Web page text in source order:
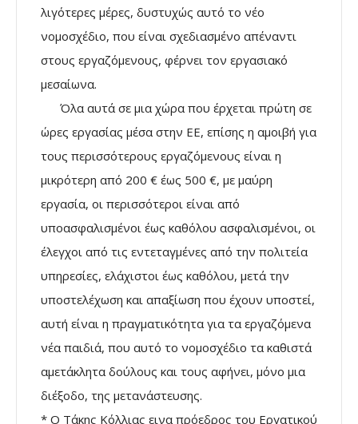
λιγότερες μέρες, δυστυχώς αυτό το νέο
νομοσχέδιο, που είναι σχεδιασμένο απέναντι
στους εργαζόμενους, φέρνει τον εργασιακό
μεσαίωνα.
Όλα αυτά σε μια χώρα που έρχεται πρώτη σε
ώρες εργασίας μέσα στην ΕΕ, επίσης η αμοιβή για
τους περισσότερους εργαζόμενους είναι η
μικρότερη από 200 € έως 500 €, με μαύρη
εργασία, οι περισσότεροι είναι από
υποασφαλισμένοι έως καθόλου ασφαλισμένοι, οι
έλεγχοι από τις εντεταγμένες από την πολιτεία
υπηρεσίες, ελάχιστοι έως καθόλου, μετά την
υποστελέχωση και απαξίωση που έχουν υποστεί,
αυτή είναι η πραγματικότητα για τα εργαζόμενα
νέα παιδιά, που αυτό το νομοσχέδιο τα καθιστά
αμετάκλητα δούλους και τους αφήνει, μόνο μια
διέξοδο, της μετανάστευσης.
* Ο Τάκης Κόλλιας εινα πρόεδρος του Εργατικού